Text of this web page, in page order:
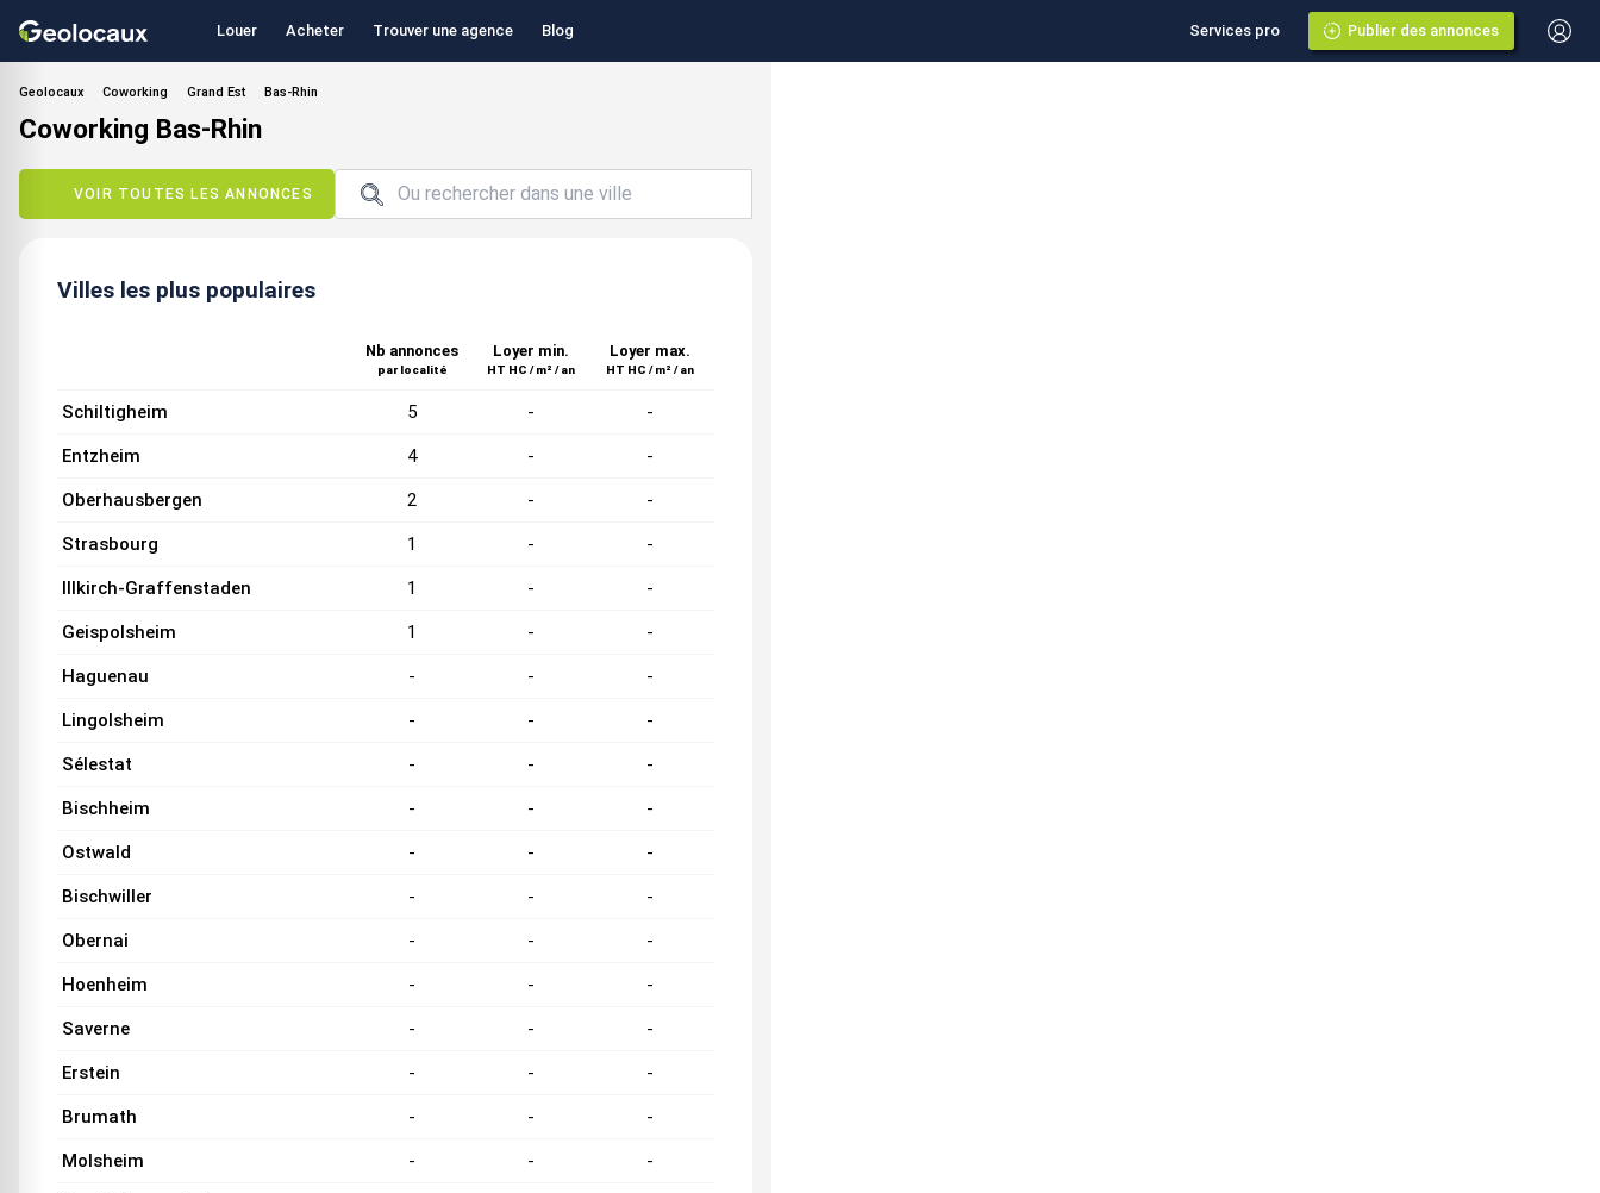
Louer Acheter Trouver une agence Blog Services pro Publier des annonces
Geolocaux Coworking Grand Est Bas-Rhin
Coworking Bas-Rhin
VOIR TOUTES LES ANNONCES
Villes les plus populaires
Nb annonces
par localité
Loyer min.
HT HC / m² / an
Loyer max.
HT HC / m² / an
Schiltigheim 5 - -
Entzheim 4 - -
Oberhausbergen 2 - -
Strasbourg 1 - -
Illkirch-Graffenstaden 1 - -
Geispolsheim 1 - -
Haguenau - - -
Lingolsheim - - -
Sélestat - - -
Bischheim - - -
Ostwald - - -
Bischwiller - - -
Obernai - - -
Hoenheim - - -
Saverne - - -
Erstein - - -
Brumath - - -
Molsheim - - -